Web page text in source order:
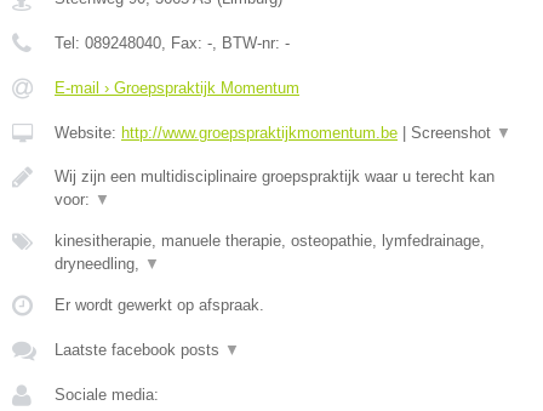
Tel: 089248040, Fax: -, BTW-nr: -
E-mail › Groepspraktijk Momentum
Website: http://www.groepspraktijkmomentum.be Screenshot ▼
Wij zijn een multidisciplinaire groepspraktijk waar u terecht kan
voor: ▼
kinesitherapie, manuele therapie, osteopathie, lymfedrainage,
dryneedling, ▼
Er wordt gewerkt op afspraak.
Laatste facebook posts ▼
Sociale media: